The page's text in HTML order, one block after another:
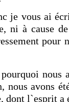
je vous ai
ni à cause
pour
nous
nous avons
dont l`esprit a
induis pas en